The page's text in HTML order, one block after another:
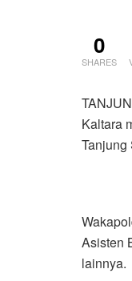
0
SHARES
Kaltara
Tanjung
Asisten
lainnya.